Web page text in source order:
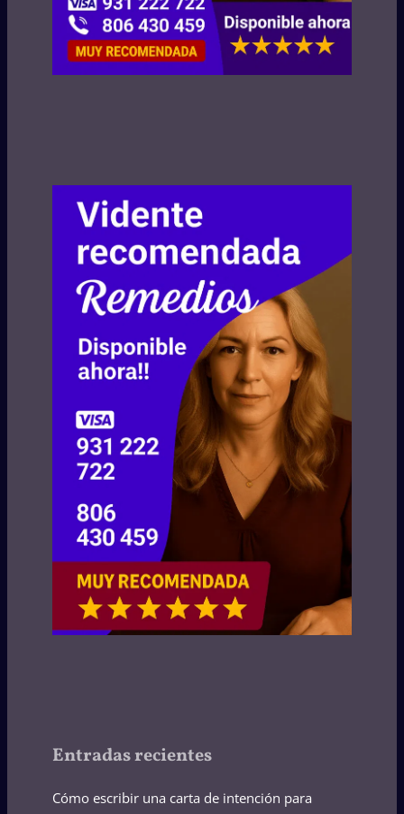
Entradas recientes
Cómo escribir una carta de intención para